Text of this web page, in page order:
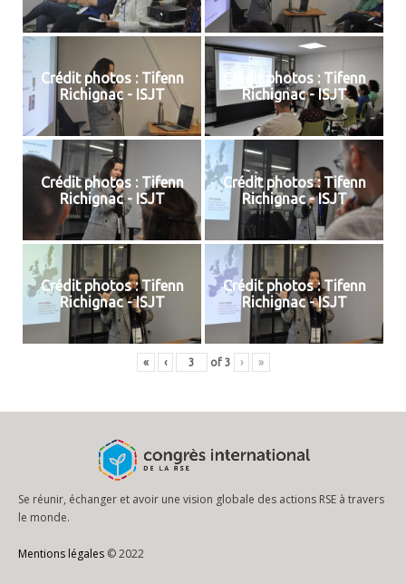
Crédit photos : Tifenn
Richignac - ISJT
Crédit photos : Tifenn
Richignac - ISJT
Crédit photos : Tifenn
Richignac - ISJT
Crédit photos : Tifenn
Richignac - ISJT
Crédit photos : Tifenn
Richignac - ISJT
Crédit photos : Tifenn
Richignac - ISJT
« ‹ of 3 › »
Se réunir, échanger et avoir une vision globale des actions RSE à travers
le monde.
Mentions légales © 2022